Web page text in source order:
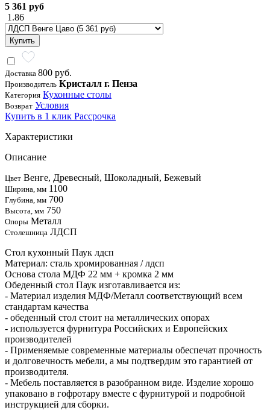
5 361 руб
1.86
Купить
Доставка 800 руб.
Производитель Кристалл г. Пенза
Категория Кухонные столы
Возврат Условия
Купить в 1 клик Рассрочка
Характеристики
Описание
Цвет Венге, Древесный, Шоколадный, Бежевый
Ширина, мм 1100
Глубина, мм 700
Высота, мм 750
Опоры Металл
Столешница ЛДСП
Стол кухонный Паук лдсп
Материал: сталь хромированная / лдсп
Основа стола МДФ 22 мм + кромка 2 мм
Обеденный стол Паук изготавливается из:
- Материал изделия МДФ/Металл соответствующий всем
стандартам качества
- обеденный стол стоит на металлических опорах
- используется фурнитура Российских и Европейских
производителей
- Применяемые современные материалы обеспечат прочность
и долговечность мебели, а мы подтвердим это гарантией от
производителя.
- Мебель поставляется в разобранном виде. Изделие хорошо
упаковано в гофротару вместе с фурнитурой и подробной
инструкцией для сборки.